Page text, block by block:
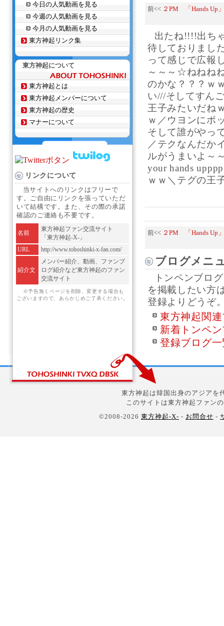
前<< ２PM 「Hands Up
出たね!!!!出ち
待しておりまし
って感じで広報
～～～☆ねねね
のかな？？？ｗ
い///そしてすん
王子みたいだね
ｗ／ウヨンにポ
そして誰がやっ
／テクなんだか
ルがうまいよ～
your hands
ｗｗ＼テグの王
前<< ２PM 「Hands Up
ブログメニ
トンペンブロ
を掲載したい方
登録よりどうぞ
東方神起関
新着トンペ
登録ブログ
今日の人気動画を見る
今週の人気動画を見る
今月の人気動画を見る
東方神起リンク集
東方神起について
東方神起とは
東方神起メンバーについて
東方神起の歴史
マナーについて
リンクについて
当サイトへのリンクはフリーで
す。ご自由にリンクを張っていただ
いて結構です。また、その際の承諾
確認のご連絡も不要です。
名前
東方神起ファン交流サイト
「東方神起-X-」
URL
http://www.tohoshinki-x-fan.com/
紹介文
メンバー紹介、動画、ファンブ
ログ紹介など東方神起のファン
交流サイト
※予告無くページを削除、変更する場合も
ございますので、あらかじめご了承ください。
東方神起は韓国出身のアジアを
このサイトは東方神起ファン
©2008-2026 東方神起-X- - お問合せ -